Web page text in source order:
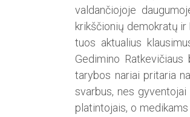
valdančiojoje
krikščionių de­mokratų
tuos aktualius
Gedimino
tarybos nariai pritaria
svarbus, nes
platintojais, o